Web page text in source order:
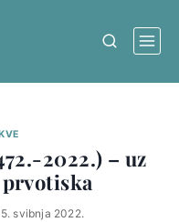
2022.) – uz
svibnja 2022.